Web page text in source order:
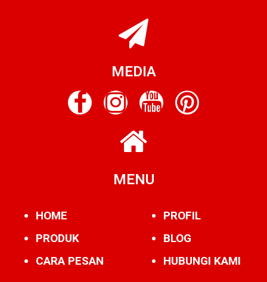
MEDIA
MENU
HOME
PRODUK
CARA PESAN
PROFIL
BLOG
HUBUNGI KAMI